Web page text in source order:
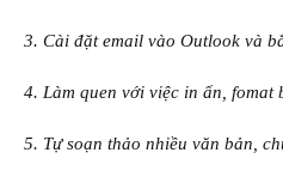
3. Cài đặt email vào Outlook và
4. Làm quen với việc in ấn, fomat
5. Tự soạn thảo nhiều văn bản,